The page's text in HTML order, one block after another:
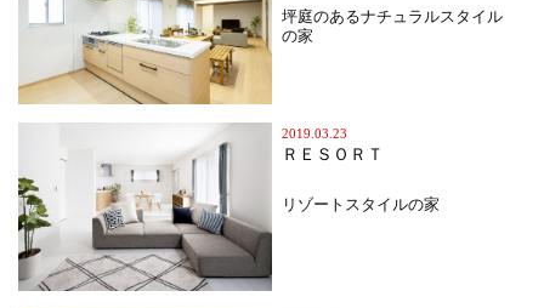
坪庭のあるナチュラルスタイル
の家
2019.03.23
ＲＥＳＯＲＴ
リゾートスタイルの家